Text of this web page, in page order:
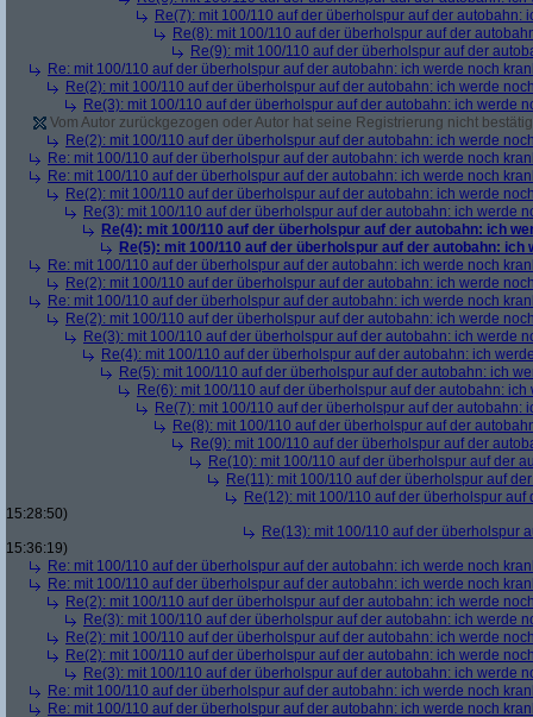
Re(7): mit 100/110 auf der überholspur auf der autobahn:
Re(8): mit 100/110 auf der überholspur auf der
Re(9): mit 100/110 auf der überholspur auf der
Re: mit 100/110 auf der überholspur auf der autobahn: ich werde noch
Re(2): mit 100/110 auf der überholspur auf der autobahn: ich werde
Re(3): mit 100/110 auf der überholspur auf der autobahn: ich werde
Vom Autor zurückgezogen oder Autor hat seine Registrierung nicht
Re(2): mit 100/110 auf der überholspur auf der autobahn: ich werde
Re: mit 100/110 auf der überholspur auf der autobahn: ich werde noch
Re: mit 100/110 auf der überholspur auf der autobahn: ich werde noch
Re(2): mit 100/110 auf der überholspur auf der autobahn: ich werde
Re(3): mit 100/110 auf der überholspur auf der autobahn: ich werde
Re(4): mit 100/110 auf der überholspur auf der autobahn: ich
Re(5): mit 100/110 auf der überholspur auf der autobahn: ich
Re: mit 100/110 auf der überholspur auf der autobahn: ich werde noch
Re(2): mit 100/110 auf der überholspur auf der autobahn: ich werde
Re: mit 100/110 auf der überholspur auf der autobahn: ich werde noch
Re(2): mit 100/110 auf der überholspur auf der autobahn: ich werde
Re(3): mit 100/110 auf der überholspur auf der autobahn: ich werde
Re(4): mit 100/110 auf der überholspur auf der autobahn: ich
Re(5): mit 100/110 auf der überholspur auf der autobahn: ich
Re(6): mit 100/110 auf der überholspur auf der autobahn:
Re(7): mit 100/110 auf der überholspur auf der autobahn:
Re(8): mit 100/110 auf der überholspur auf der
Re(9): mit 100/110 auf der überholspur auf der
Re(10): mit 100/110 auf der überholspur auf der
Re(11): mit 100/110 auf der überholspur auf
Re(12): mit 100/110 auf der überholspur
15:28:50)
Re(13): mit 100/110 auf der überholspur
15:36:19)
Re: mit 100/110 auf der überholspur auf der autobahn: ich werde noch
Re: mit 100/110 auf der überholspur auf der autobahn: ich werde noch
Re(2): mit 100/110 auf der überholspur auf der autobahn: ich werde
Re(3): mit 100/110 auf der überholspur auf der autobahn: ich werde
Re(2): mit 100/110 auf der überholspur auf der autobahn: ich werde
Re(2): mit 100/110 auf der überholspur auf der autobahn: ich werde
Re(3): mit 100/110 auf der überholspur auf der autobahn: ich werde
Re: mit 100/110 auf der überholspur auf der autobahn: ich werde noch
Re: mit 100/110 auf der überholspur auf der autobahn: ich werde noch